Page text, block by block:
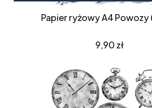
Papier ryżowy A4 Powozy
Cena
9,90 zł